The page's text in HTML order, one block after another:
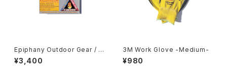
Epiphany Outdoor Gear / P
ocket Bellows
¥3,400
3M Work Glove -Medium-
¥980